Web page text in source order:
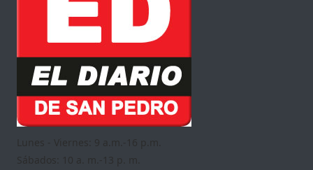
Lunes - Viernes: 9 a.m.-16 p.m.
Sábados: 10 a. m.-13 p. m.